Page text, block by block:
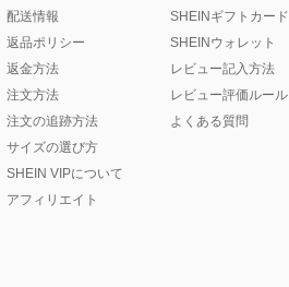
配送情報
返品ポリシー
返金方法
注文方法
注文の追跡方法
サイズの選び方
SHEIN VIPについて
アフィリエイト
SHEINギフトカード
SHEINウォレット
レビュー記入方法
レビュー評価ルール
よくある質問